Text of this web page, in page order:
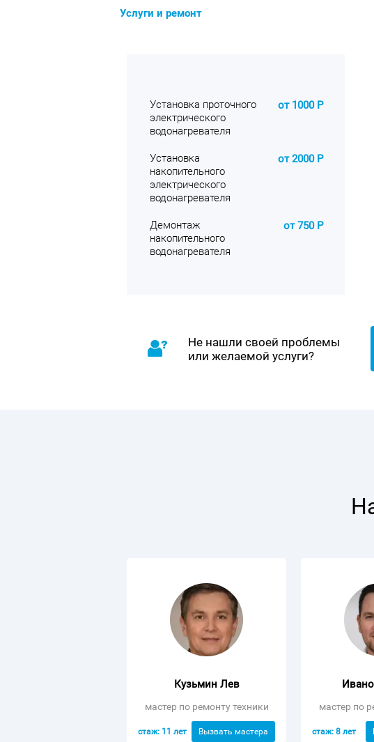
Услуги и ремонт
Установка проточного
электрического
водонагревателя
от 1000 Р
Установка
накопительного
электрического
водонагревателя
от 2000 Р
Демонтаж
накопительного
водонагревателя
от 750 Р
Не нашли своей проблемы
или желаемой услуги?
Кузьмин Лев
мастер по ремонту техники
стаж: 11 лет Вызвать мастера
мастер по
стаж: 8 лет